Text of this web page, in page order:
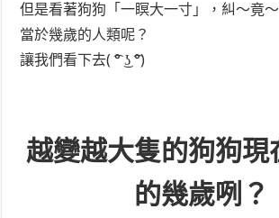
但是看著狗狗「一瞑大一寸」，糾～竟
當於幾歲的人類呢？
讓我們看下去( ͡° ͜ʖ ͡°)
越變越大隻的狗狗現
的幾歲咧？